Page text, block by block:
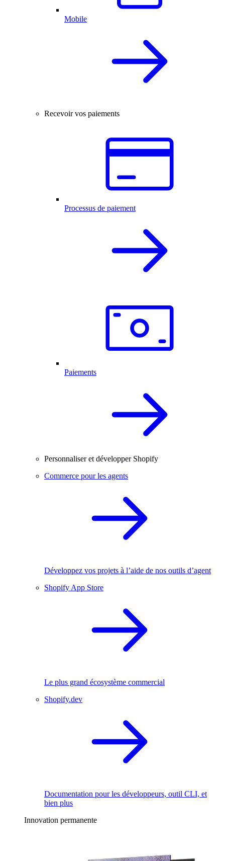
Mobile
Recevoir vos paiements
Processus de paiement
Paiements
Personnaliser et développer Shopify
Commerce pour les agents
Développez vos projets à l’aide de nos outils d’agent
Shopify App Store
Le plus grand écosystème commercial
Shopify.dev
Documentation pour les développeurs, outil CLI, et
bien plus
Innovation permanente